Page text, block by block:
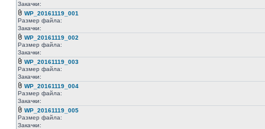
Закачки:
WP_20161119_001
Размер файла:
Закачки:
WP_20161119_002
Размер файла:
Закачки:
WP_20161119_003
Размер файла:
Закачки:
WP_20161119_004
Размер файла:
Закачки:
WP_20161119_005
Размер файла:
Закачки: